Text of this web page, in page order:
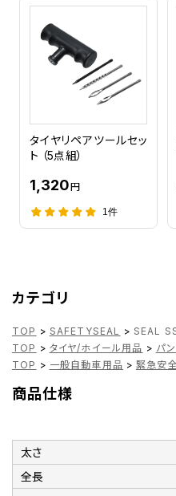
タイヤリペアツールセッ
ト （5点組）
1,320円
1件
カテゴリ
TOP > SAFETYSEAL > SEAL
TOP > タイヤ/ホイール用品 > パ
TOP > 一般自動車用品 > 緊急安
商品仕様
太さ
全長